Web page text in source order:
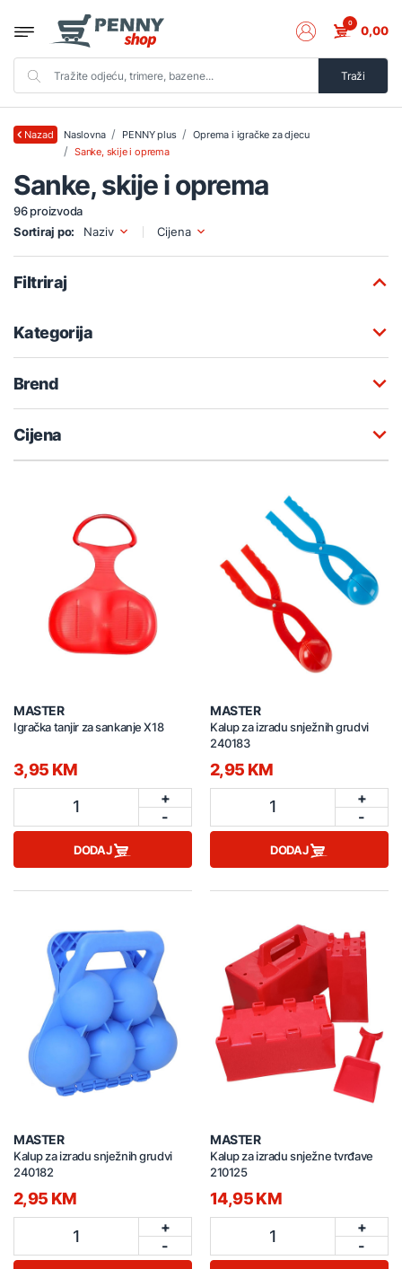
Traži
0 0,00
Nazad Naslovna PENNY plus
Oprema i igračke za djecu
Sanke, skije i oprema
Sanke, skije i oprema
96 proizvoda
Sortiraj po:
Naziv Cijena
Filtriraj
Kategorija
Brend
Cijena
MASTER
Igračka tanjir za sankanje X18
3,95 KM
1
+
-
DODAJ
MASTER
Kalup za izradu snježnih grudvi
240183
2,95 KM
1
+
-
DODAJ
MASTER
Kalup za izradu snježnih grudvi
240182
2,95 KM
1
+
-
MASTER
Kalup za izradu snježne tvrđave
210125
14,95 KM
1
+
-